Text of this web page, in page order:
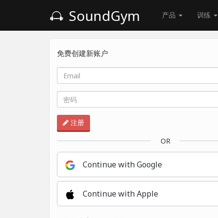
SoundGym 产品 训练
免费创建新账户
注册
OR
Continue with Google
Continue with Apple